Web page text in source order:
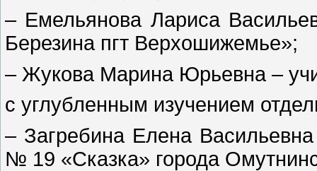
– Емельянова Лариса
Березина пгт Верхошижемье»;
– Жукова Марина Юрьевна –
с углубленным изучением
– Загребина Елена
№ 19 «Сказка» города